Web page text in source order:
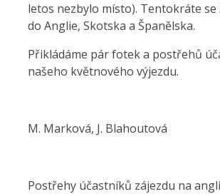
letos nezbylo místo). Tentokráte se
do Anglie, Skotska a Španělska.
Přikládáme pár fotek a postřehů
našeho květnového výjezdu.
M. Marková, J. Blahoutová
Postřehy účastníků zájezdu na